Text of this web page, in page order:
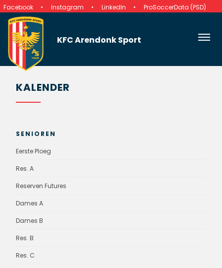
Facebook Instagram LinkedIn ProSoccerData (PSD)
KFC Arendonk Sport
KALENDER
SENIOREN
Eerste Ploeg
Res. A
Reserven Futures
Dames A
Dames B
Res. B
Res. C